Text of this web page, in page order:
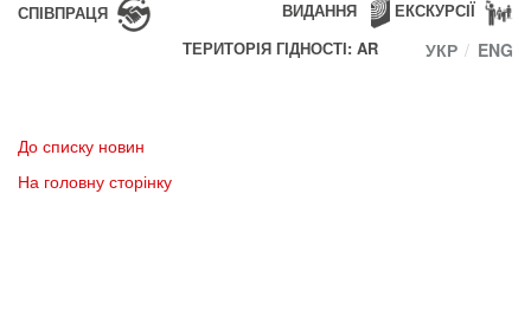
Пошук
СПІВПРАЦЯ ЕКСКУРСІЇ
ВИДАННЯ
ТЕРИТОРІЯ ГІДНОСТІ: AR
УКР ENG
До списку новин
На головну сторінку